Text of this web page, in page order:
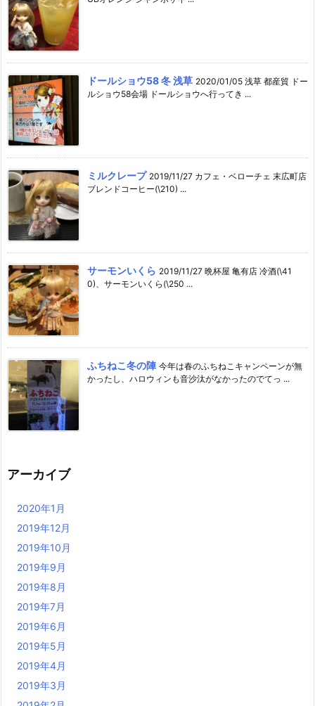
ドールショウ58 冬 浅草 2020/01/05 浅草 都産貿 ドー
ルショウ58会場 ドールショウへ行ってき ...
ミルクレープ 2019/11/27 カフェ・ベローチェ 末広町店
ブレンドコーヒー(\210) ...
サーモンいくら 2019/11/27 晩杯屋 亀有店 冷酒(\41
0)、サーモンいくら(\250 ...
ふちねこ冬の陣 今年は春のふちねこキャンペーンが無
かったし、ハロウィンも音沙汰がなかったのでてっ ...
アーカイブ
2020年1月
2019年12月
2019年10月
2019年9月
2019年8月
2019年7月
2019年6月
2019年5月
2019年4月
2019年3月